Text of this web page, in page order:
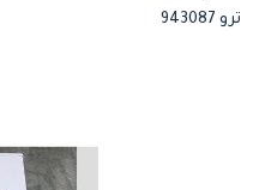
ترو 943087